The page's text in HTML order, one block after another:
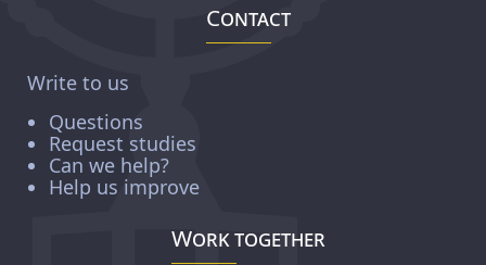
Contact
Write to us
Questions
Request studies
Can we help?
Help us improve
Work together